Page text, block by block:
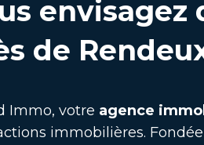
de
Immo, votre agence
immobilières.